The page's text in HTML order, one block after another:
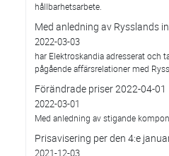
hållbarhetsarbete.
Med anledning av Rysslands
2022-03-03
har Elektroskandia adresserat och
pågående affärsrelationer med
Förändrade priser 2022-04-01
2022-03-01
Med anledning av stigande
Prisavisering per den 4:e
2021-12-03